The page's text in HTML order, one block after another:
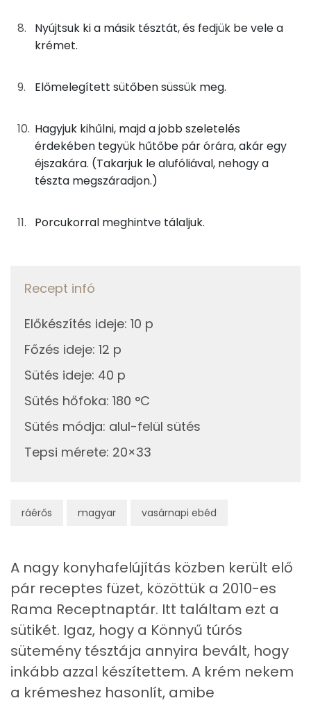
ráérős magyar vasárnapi ebéd
Összesen
44.2 g
Telített zsírsav
Egyszeresen telítetlen zsírsav:
Koleszterin
99 mg
Ásványi anyagok
Összesen
Szelén
Kálcium
Vas
Magnézium
Nátrium
Mangán
Összesen
122.1 g
Cukor
53 mg
Élelmi rost
3 mg
Víz
Nyújtsuk ki a másik tésztát, és fedjük be vele a
krémet.
Előmelegített sütőben süssük meg.
Hagyjuk kihűlni, majd a jobb szeletelés
érdekében tegyük hűtőbe pár órára, akár egy
éjszakára. (Takarjuk le alufóliával, nehogy a
tészta megszáradjon.)
Porcukorral meghintve tálaljuk.
Recept infó
Előkészítés ideje: 10 p
Főzés ideje: 12 p
Sütés ideje: 40 p
Sütés hőfoka: 180 °C
Sütés módja: alul-felül sütés
Tepsi mérete: 20×33
A nagy konyhafelújítás közben került elő
pár receptes füzet, közöttük a 2010-es
Rama Receptnaptár. Itt találtam ezt a
sütikét. Igaz, hogy a Könnyű túrós
sütemény tésztája annyira bevált, hogy
inkább azzal készítettem. A krém nekem
a krémeshez hasonlít, amibe